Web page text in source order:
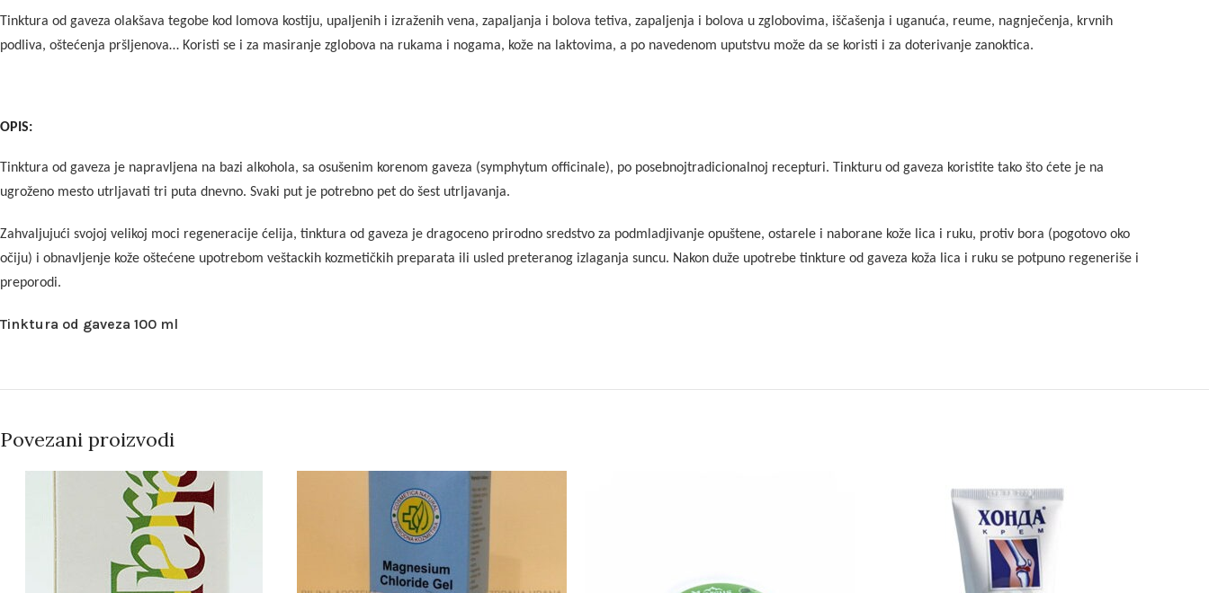
Tinktura od gaveza olakšava tegobe kod lomova kostiju, upaljenih i izraženih vena, zapaljanja i bolova tetiva, zapaljenja i bolova u zglobovima, iščašenja i uganuća, reume, nagnječenja, krvnih
podliva, oštećenja pršljenova… Koristi se i za masiranje zglobova na rukama i nogama, kože na laktovima, a po navedenom uputstvu može da se koristi i za doterivanje zanoktica.
OPIS:
Tinktura od gaveza je napravljena na bazi alkohola, sa osušenim korenom gaveza (symphytum officinale), po posebnojtradicionalnoj recepturi. Tinkturu od gaveza koristite tako što ćete je na
ugroženo mesto utrljavati tri puta dnevno. Svaki put je potrebno pet do šest utrljavanja.
Zahvaljujući svojoj velikoj moci regeneracije ćelija, tinktura od gaveza je dragoceno prirodno sredstvo za podmladjivanje opuštene, ostarele i naborane kože lica i ruku, protiv bora (pogotovo oko
očiju) i obnavljenje kože oštećene upotrebom veštackih kozmetičkih preparata ili usled preteranog izlaganja suncu. Nakon duže upotrebe tinkture od gaveza koža lica i ruku se potpuno regeneriše i
preporodi.
Tinktura od gaveza 100 ml
Povezani proizvodi